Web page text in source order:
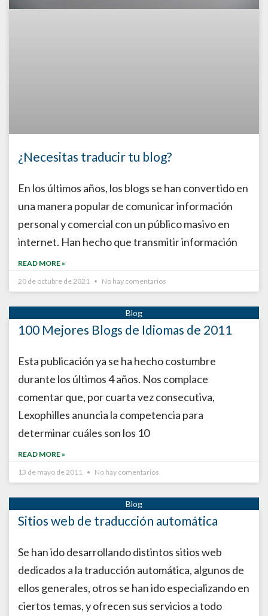
¿Necesitas traducir tu blog?
En los últimos años, los blogs se han convertido en
una manera popular de comunicar información
personal y comercial con un público masivo en
internet. Han hecho que transmitir información
READ MORE »
20 de octubre de 2021
No hay comentarios
100 Mejores Blogs de Idiomas de 2011
Esta publicación ya se ha hecho costumbre
durante los últimos 4 años. Nos complace
comentar que, por cuarta vez consecutiva,
Lexophilles anuncia la competencia para
determinar cuáles son los 10
READ MORE »
13 de mayo de 2011
No hay comentarios
Sitios web de traducción automática
Se han ido desarrollando distintos sitios web
dedicados a la traducción automática, algunos de
ellos generales, otros se han ido especializando en
ciertos temas, y ofrecen sus servicios a todo